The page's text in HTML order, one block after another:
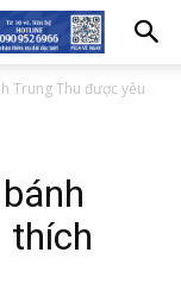
Trung Thu được yêu
thích